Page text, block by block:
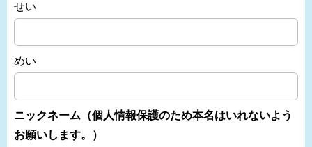
せい
めい
ニックネーム（個人情報保護のため本名はいれないよう
お願いします。）